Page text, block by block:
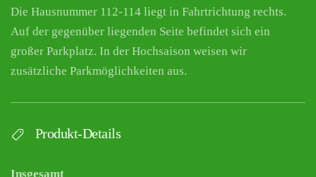
Die Hausnummer 112-114 liegt in Fahrtrichtung rechts.
Auf der gegenüber liegenden Seite befindet sich ein
großer Parkplatz. In der Hochsaison weisen wir
zusätzliche Parkmöglichkeiten aus.
Produkt-Details
Insgesamt